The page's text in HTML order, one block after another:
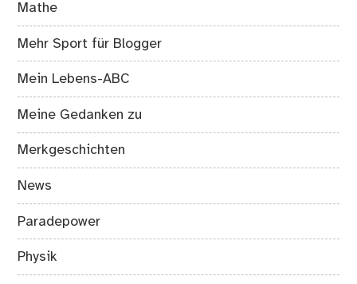
Mathe
Mehr Sport für Blogger
Mein Lebens-ABC
Meine Gedanken zu
Merkgeschichten
News
Paradepower
Physik